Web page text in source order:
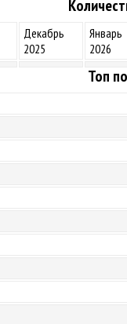
Декабрь
2025
Январь
2026
Топ